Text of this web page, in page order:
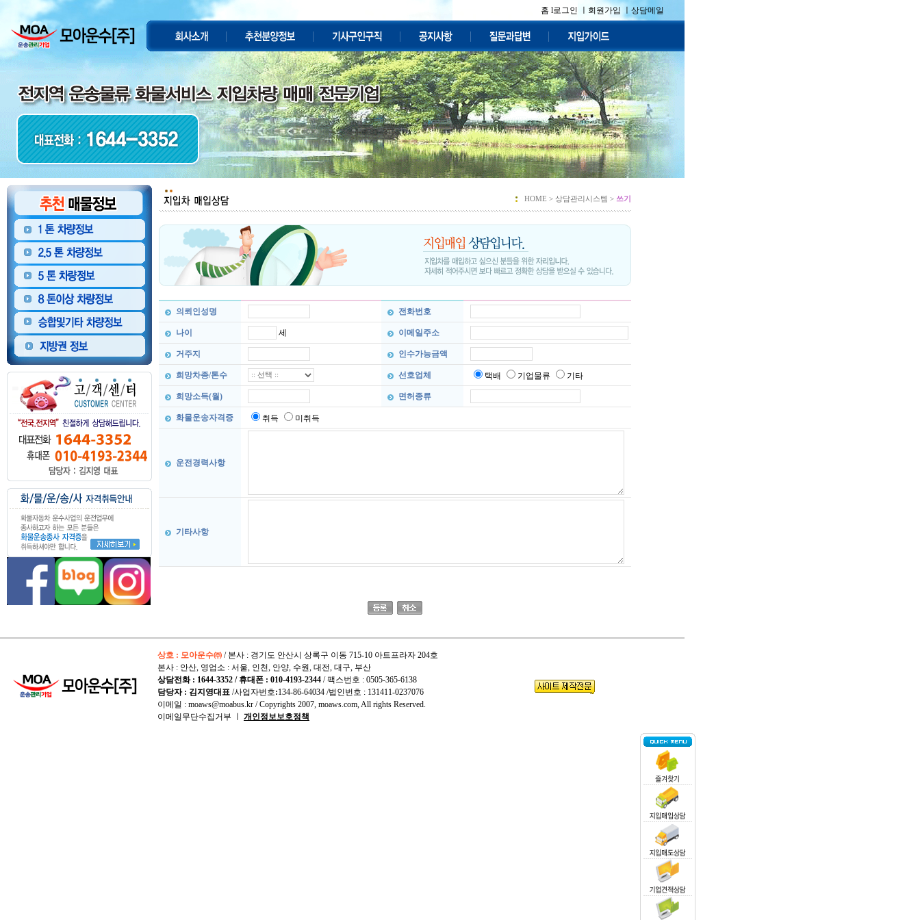
홈 l로그인 ㅣ 회원가입 ㅣ 상담메일
HOME > 상담관리시스템 > 쓰기
의뢰인성명 전화번호
나이 세 이메일주소
거주지 인수가능금액
희망차종/톤수 선호업체 택배 기업물류 기타
희망소득(월) 면허종류
화물운송자격증 취득 미취득
운전경력사항
기타사항
상호 : 모아운수㈜ / 본사 : 경기도 안산시 상록구 이동 715-10 아트프라자 204호
본사 : 안산, 영업소 : 서울, 인천, 안양, 수원, 대전, 대구, 부산
상담전화 : 1644-3352 / 휴대폰 : 010-4193-2344 / 팩스번호 : 0505-365-6138
담당자 : 김지영대표 /사업자번호:134-86-64034 /법인번호 : 131411-0237076
이메일 : moaws@moabus.kr /Copyrights 2007, moaws.com, All rights Reserved.
이메일무단수집거부 ㅣ 개인정보보호정책